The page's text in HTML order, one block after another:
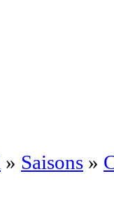
» Saisons »